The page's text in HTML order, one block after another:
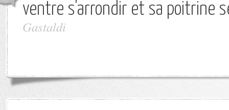
ventre s'arrondir et sa poitrine
Gastaldi